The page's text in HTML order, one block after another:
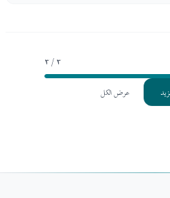
3 / 3
عرض الكل